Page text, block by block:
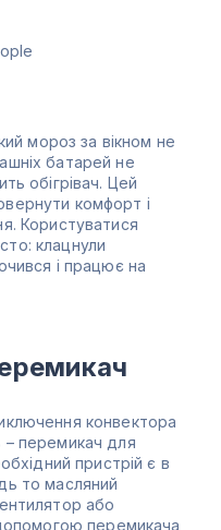
мороз за вікном не
батарей не
обігрівач. Цей
комфорт і
Користуватися
клацнули
і працює на
конвектора
перемикач для
пристрій є в
то масляний
або
перемикача